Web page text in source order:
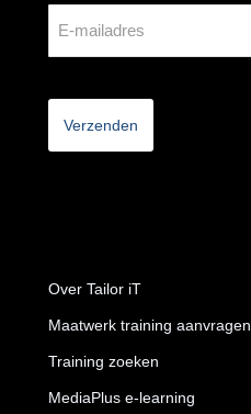
Over Tailor iT
Maatwerk training aanvragen
Training zoeken
MediaPlus e-learning